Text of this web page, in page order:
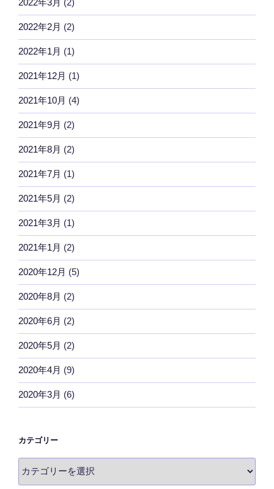
2022年3月 (2)
2022年2月 (2)
2022年1月 (1)
2021年12月 (1)
2021年10月 (4)
2021年9月 (2)
2021年8月 (2)
2021年7月 (1)
2021年5月 (2)
2021年3月 (1)
2021年1月 (2)
2020年12月 (5)
2020年8月 (2)
2020年6月 (2)
2020年5月 (2)
2020年4月 (9)
2020年3月 (6)
カテゴリー
テ